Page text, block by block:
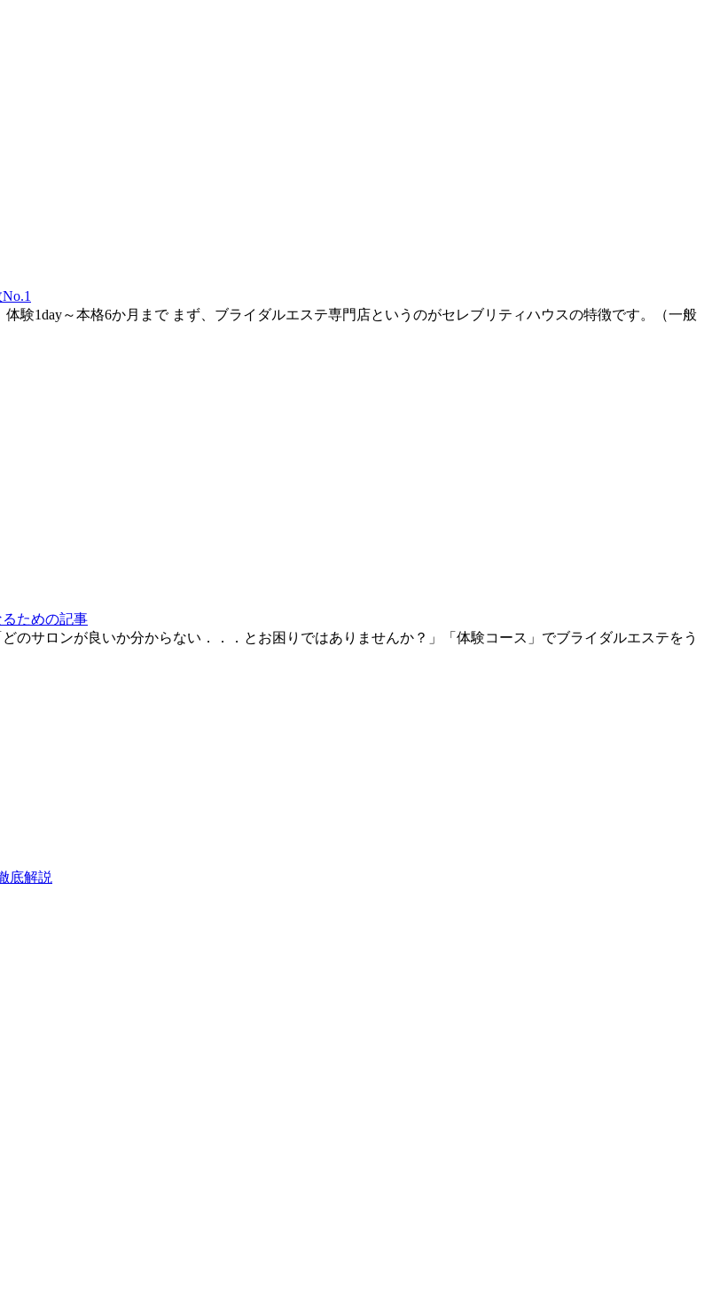
1day～本格6か月まで まず、ブライダルエステ専門店というのがセレブリティハウスの特徴です。（一般
ための記事
のサロンが良いか分からない．．．とお困りではありませんか？」「体験コース」でブライダルエステをう
底解説